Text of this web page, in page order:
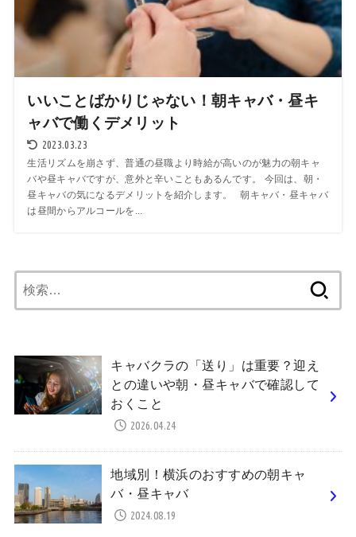
いいことばかりじゃない！朝キャバ・昼キ
ャバで働くデメリット
2023.03.23
生活リズムを崩さず、普通の昼職より時給が高いのが魅力の朝キャ
バや昼キャバですが、意外と辛いこともあるんです。 今回は、朝・
昼キャバの気になるデメリットを紹介します。 朝キャバ・昼キャバ
は昼間からアルコールを...
索:
キャバクラの「送り」は重要？迎え
との違いや朝・昼キャバで確認して
おくこと
2026.04.24
地域別！横浜のおすすめの朝キャ
バ・昼キャバ
2024.08.19